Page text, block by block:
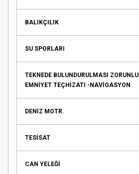
BALIKÇILIK
SU SPORLARI
TEKNEDE BULUNDURULMASI ZORUNLU
EMNİYET TEÇHİZATI -NAVİGASYON
DENİZ MOTR.
TESİSAT
CAN YELEĞİ